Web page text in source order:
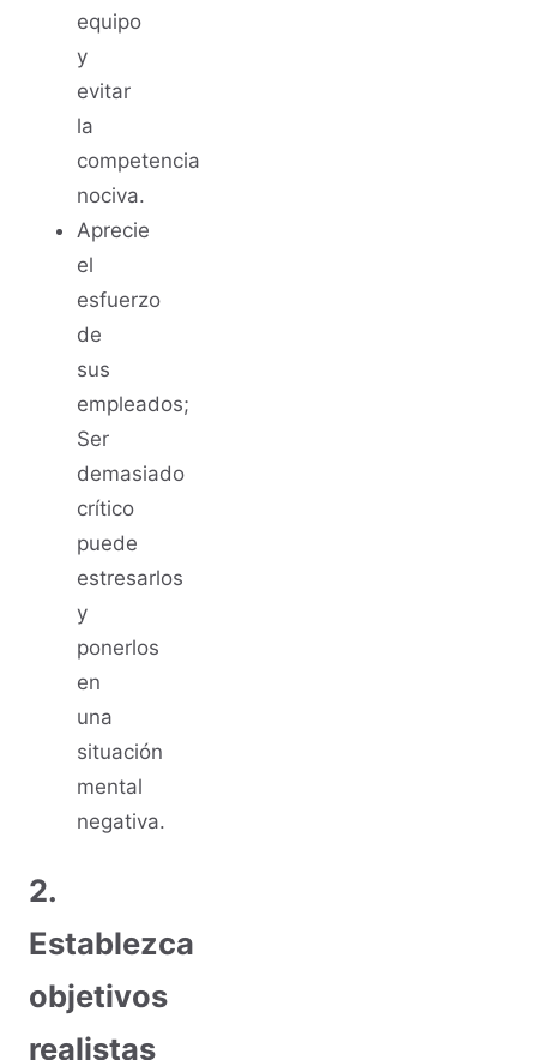
equipo
y
evitar
la
competencia
nociva.
Aprecie
el
esfuerzo
de
sus
empleados;
Ser
demasiado
crítico
puede
estresarlos
y
ponerlos
en
una
situación
mental
negativa.
2.
Establezca
objetivos
realistas